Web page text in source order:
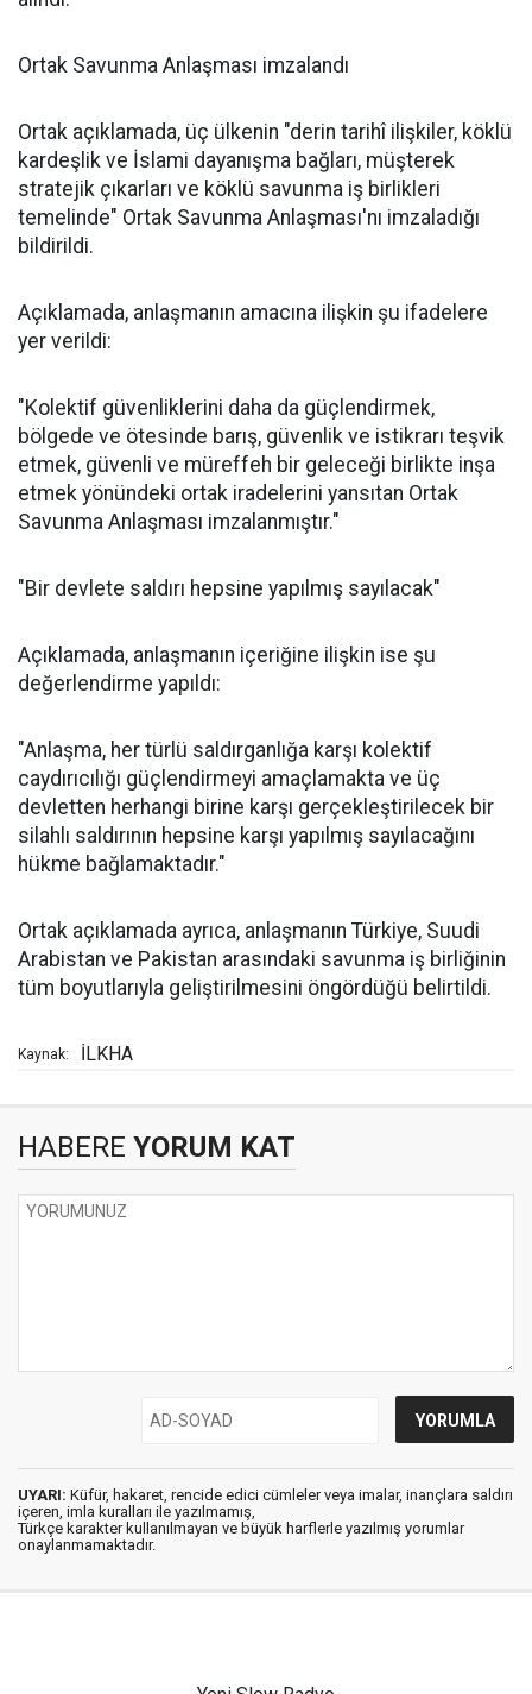
Ortak Savunma Anlaşması imzalandı
Ortak açıklamada, üç ülkenin "derin tarihî ilişkiler, köklü
kardeşlik ve İslami dayanışma bağları, müşterek
stratejik çıkarları ve köklü savunma iş birlikleri
temelinde" Ortak Savunma Anlaşması'nı imzaladığı
bildirildi.
Açıklamada, anlaşmanın amacına ilişkin şu ifadelere
yer verildi:
"Kolektif güvenliklerini daha da güçlendirmek,
bölgede ve ötesinde barış, güvenlik ve istikrarı teşvik
etmek, güvenli ve müreffeh bir geleceği birlikte inşa
etmek yönündeki ortak iradelerini yansıtan Ortak
Savunma Anlaşması imzalanmıştır."
"Bir devlete saldırı hepsine yapılmış sayılacak"
Açıklamada, anlaşmanın içeriğine ilişkin ise şu
değerlendirme yapıldı:
"Anlaşma, her türlü saldırganlığa karşı kolektif
caydırıcılığı güçlendirmeyi amaçlamakta ve üç
devletten herhangi birine karşı gerçekleştirilecek bir
silahlı saldırının hepsine karşı yapılmış sayılacağını
hükme bağlamaktadır."
Ortak açıklamada ayrıca, anlaşmanın Türkiye, Suudi
Arabistan ve Pakistan arasındaki savunma iş birliğinin
tüm boyutlarıyla geliştirilmesini öngördüğü belirtildi.
Kaynak: İLKHA
HABERE YORUM KAT
UYARI: Küfür, hakaret, rencide edici cümleler veya imalar, inançlara saldırı
içeren, imla kuralları ile yazılmamış,
Türkçe karakter kullanılmayan ve büyük harflerle yazılmış yorumlar
onaylanmamaktadır.